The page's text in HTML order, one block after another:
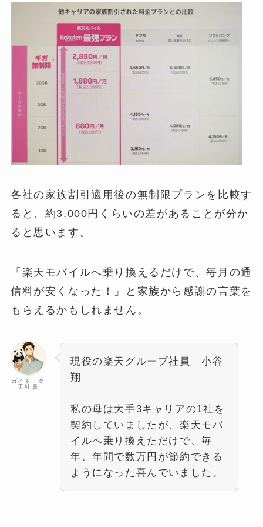
各社の家族割引適用後の無制限プランを比較す
ると、約3,000円くらいの差があることが分か
ると思います。
「楽天モバイルへ乗り換えるだけで、毎月の通
信料が安くなった！」と家族から感謝の言葉を
もらえるかもしれません。
ガイド・楽
天社員
現役の楽天グループ社員 小谷
翔
私の母は大手3キャリアの1社を
契約していましたが、楽天モバ
イルへ乗り換えただけで、毎
年、年間で数万円が節約できる
ようになった喜んでいました。